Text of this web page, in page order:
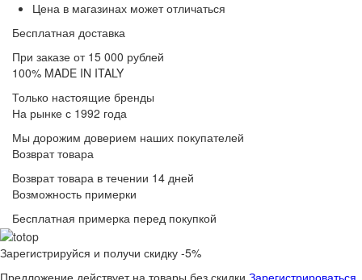
Цена в магазинах может отличаться
Бесплатная доставка
При заказе от 15 000 рублей
100% MADE IN ITALY
Только настоящие бренды
На рынке с 1992 года
Мы дорожим доверием наших покупателей
Возврат товара
Возврат товара в течении 14 дней
Возможность примерки
Бесплатная примерка перед покупкой
Зарегистрируйся и получи скидку -5%
Предложение действует на товары без скидки Зарегистрироваться